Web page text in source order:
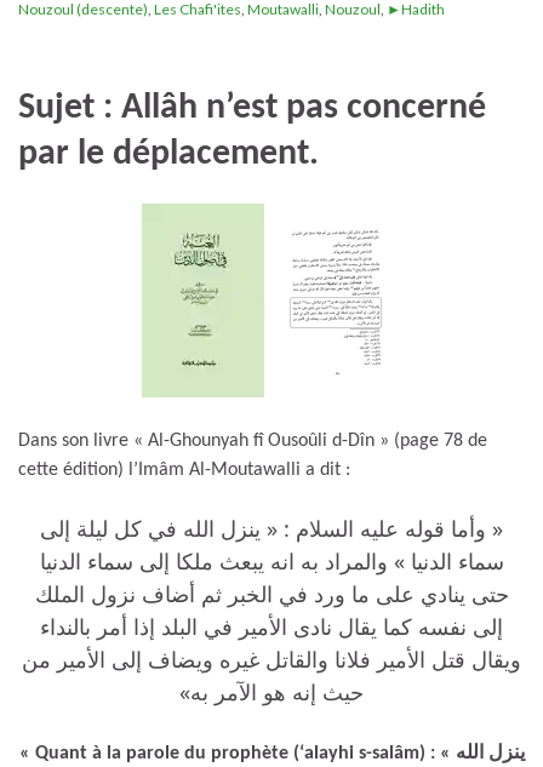
Nouzoul (descente) Les Chafi'ites Moutawalli Nouzoul ►Hadith
Sujet : Allâh n’est pas concerné
par le déplacement.
Dans son livre « Al-Ghounyah fî Ousoûli d-Dîn » (page 78 de
cette édition) l’Imâm Al-Moutawalli a dit :
« وأما قوله عليه السلام : « ينزل الله في كل ليلة إلى
سماء الدنيا » والمراد به انه يبعث ملكا إلى سماء الدنيا
حتى ينادي على ما ورد في الخبر ثم أضاف نزول الملك
إلى نفسه كما يقال نادى الأمير في البلد إذا أمر بالنداء
ويقال قتل الأمير فلانا والقاتل غيره ويضاف إلى الأمير من
حيث إنه هو الآمر به»
« Quant à la parole du prophète (‘alayhi s-salâm) : « ينزل الله